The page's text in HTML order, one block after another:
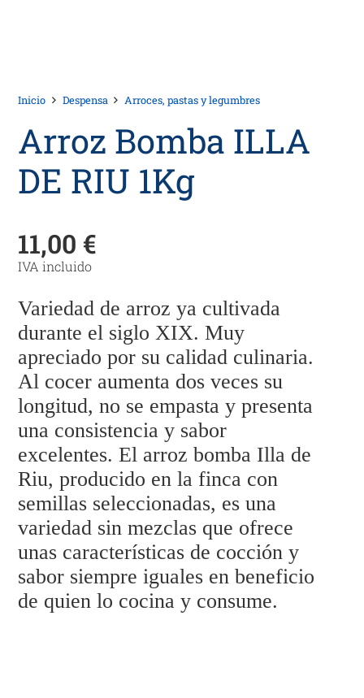
Inicio Despensa Arroces, pastas y legumbres
Arroz Bomba ILLA
DE RIU 1Kg
11,00 €
IVA incluido
Variedad de arroz ya cultivada
durante el siglo XIX. Muy
apreciado por su calidad culinaria.
Al cocer aumenta dos veces su
longitud, no se empasta y presenta
una consistencia y sabor
excelentes. El arroz bomba Illa de
Riu, producido en la finca con
semillas seleccionadas, es una
variedad sin mezclas que ofrece
unas características de cocción y
sabor siempre iguales en beneficio
de quien lo cocina y consume.